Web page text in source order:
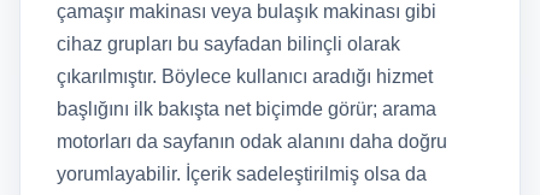
çamaşır makinası veya bulaşık makinası gibi
cihaz grupları bu sayfadan bilinçli olarak
çıkarılmıştır. Böylece kullanıcı aradığı hizmet
başlığını ilk bakışta net biçimde görür; arama
motorları da sayfanın odak alanını daha doğru
yorumlayabilir. İçerik sadeleştirilmiş olsa da